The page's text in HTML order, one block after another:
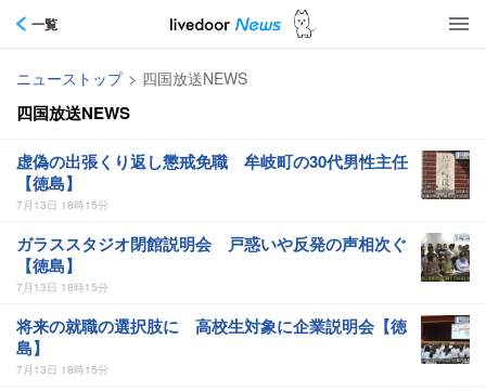
一覧
ニューストップ > 四国放送NEWS
四国放送NEWS
虚偽の出張くり返し懲戒免職 牟岐町の30代男性主任
【徳島】
7月13日 18時15分
ガラススタジオ閉館説明会 戸惑いや反発の声相次ぐ
【徳島】
7月13日 18時15分
将来の就職の選択肢に 高校生対象に企業説明会【徳
島】
7月13日 18時15分